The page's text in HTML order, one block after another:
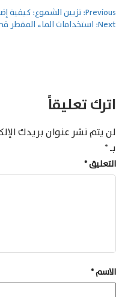
تصفّح
المقالات
Previous: تزيين الشموع: كيفية
Next: استخدامات الماء
اترك تعليقاً
لن يتم نشر عنوان بريدك
بـ*
التعليق*
الاسم*